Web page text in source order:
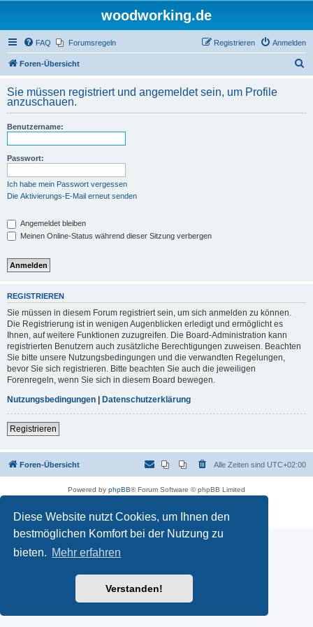
Diese Website nutzt Cookies, um Ihnen den
bestmöglichen Komfort bei der Nutzung zu
bieten. Mehr erfahren
Verstanden!
woodworking.de
FAQ Forumsregeln Anmelden
Registrieren
Foren-Übersicht
h
Sie müssen registriert und angemeldet sein, um Profile
anzuschauen.
Benutzername:
Passwort:
Ich habe mein Passwort vergessen
Die Aktivierungs-E-Mail erneut senden
Angemeldet bleiben
Meinen Online-Status während dieser Sitzung verbergen
REGISTRIEREN
Sie müssen in diesem Forum registriert sein, um sich anmelden zu können.
Die Registrierung ist in wenigen Augenblicken erledigt und ermöglicht es
Ihnen, auf weitere Funktionen zuzugreifen. Die Board-Administration kann
registrierten Benutzern auch zusätzliche Berechtigungen zuweisen. Beachten
Sie bitte unsere Nutzungsbedingungen und die verwandten Regelungen,
bevor Sie sich registrieren. Bitte beachten Sie auch die jeweiligen
Forenregeln, wenn Sie sich in diesem Board bewegen.
Nutzungsbedingungen | Datenschutzerklärung
Registrieren
Foren-Übersicht Alle Zeiten sind UTC+02:00
Powered by phpBB® Forum Software © phpBB Limited
Datenschutz|Nutzungsbedingungen